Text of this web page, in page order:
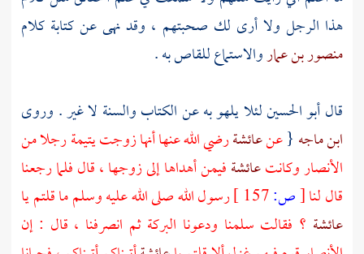
هذا الرجل ولا أرى لك صحبتهم ، وقد نهى عن كتابة كلام
منصور بن عماروالاستماع للقاص به .
قالأبو الحسينلئلا يلهو به عن الكتاب والسنة لا غير . وروى
ابن ماجه {عنعائشةرضي الله عنها أنها زوجت يتيمة رجلا من
الأنصاروكانتعائشةفيمن أهداها إلى زوجها ، قال فلما رجعنا
قال لنا[ص:
رسول الله صلى الله عليه وسلم ما قلتم يا
عائشة ؟ فقالت سلمنا ودعونا البركة ثم انصرفنا ، قال : إن